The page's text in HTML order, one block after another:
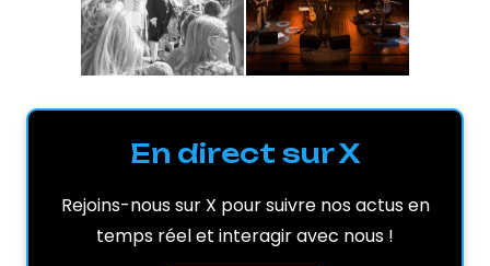
En direct sur X
Rejoins-nous sur X pour suivre nos actus en
temps réel et interagir avec nous !